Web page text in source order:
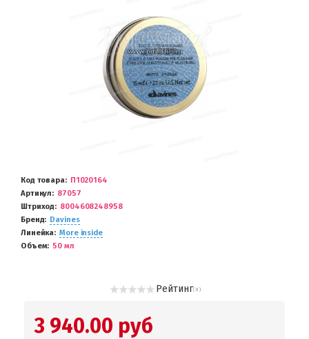
Код товара
П1020164
Артикул
87057
Штриход
8004608248958
Бренд
Davines
Линейка
More inside
Объем
50 мл
Рейтинг( 0 )
3 940.00 руб